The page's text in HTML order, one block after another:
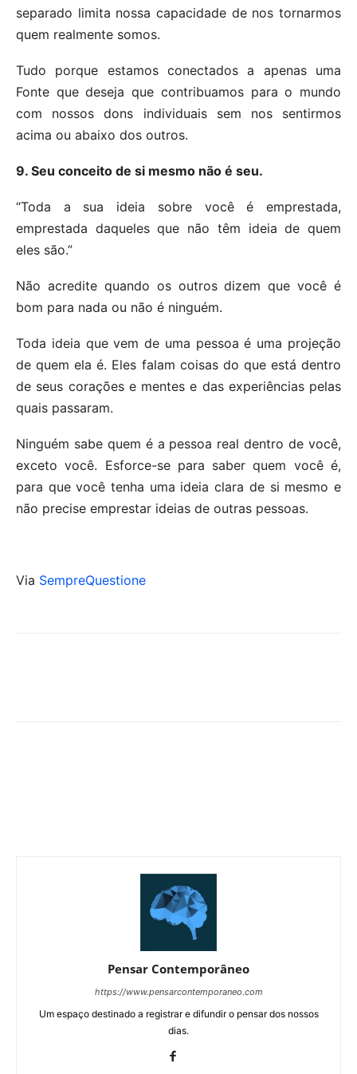
separado limita nossa capacidade de nos tornarmos
quem realmente somos.
Tudo porque estamos conectados a apenas uma
Fonte que deseja que contribuamos para o mundo
com nossos dons individuais sem nos sentirmos
acima ou abaixo dos outros.
9. Seu conceito de si mesmo não é seu.
“Toda a sua ideia sobre você é emprestada,
emprestada daqueles que não têm ideia de quem
eles são.”
Não acredite quando os outros dizem que você é
bom para nada ou não é ninguém.
Toda ideia que vem de uma pessoa é uma projeção
de quem ela é. Eles falam coisas do que está dentro
de seus corações e mentes e das experiências pelas
quais passaram.
Ninguém sabe quem é a pessoa real dentro de você,
exceto você. Esforce-se para saber quem você é,
para que você tenha uma ideia clara de si mesmo e
não precise emprestar ideias de outras pessoas.
Via SempreQuestione
Pensar Contemporâneo
https://www.pensarcontemporaneo.com
Um espaço destinado a registrar e difundir o pensar dos nossos
dias.